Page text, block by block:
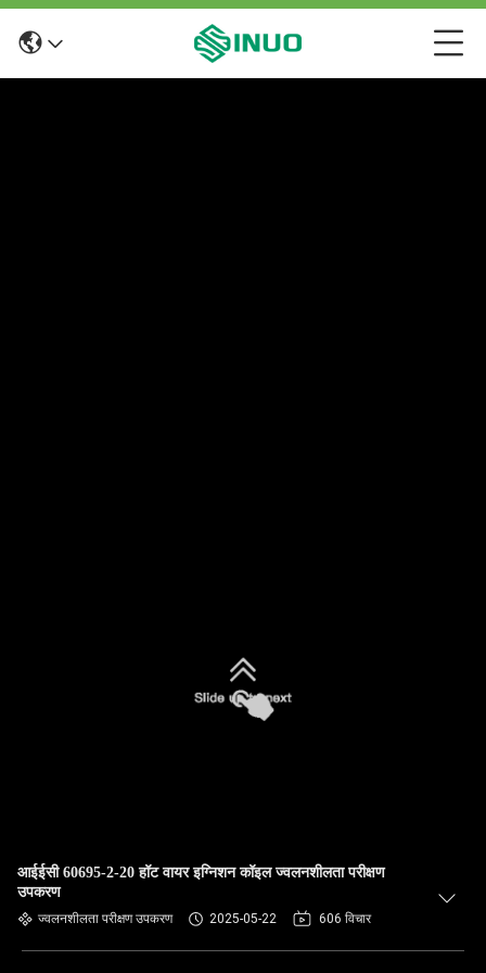
आईईसी 60695-2-20 हॉट वायर इग्निशन कॉइल ज्वलनशीलता परीक्षण
उपकरण
ज्वलनशीलता परीक्षण उपकरण 2025-05-22 606 विचार